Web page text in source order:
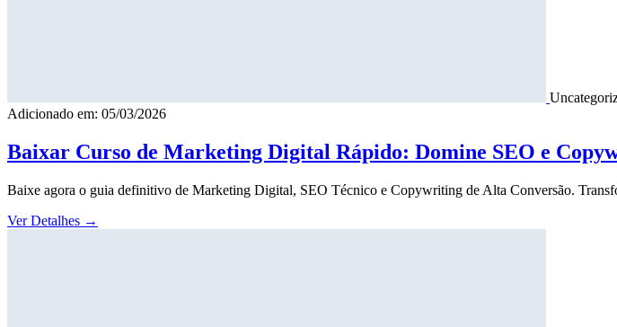
Adicionado em: 05/03/2026
Baixar Curso de Marketing Digital Rápido: Domine SEO e
Baixe agora o guia definitivo de Marketing Digital, SEO Técnico e Copywriting de Alta Conversão.
Ver Detalhes →